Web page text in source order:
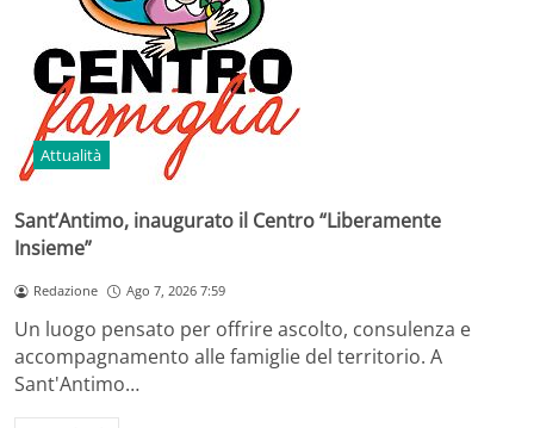
Attualità
Sant’Antimo, inaugurato il Centro “Liberamente
Insieme”
Redazione Ago 7, 2026 7:59
Un luogo pensato per offrire ascolto, consulenza e
accompagnamento alle famiglie del territorio. A
Sant'Antimo…